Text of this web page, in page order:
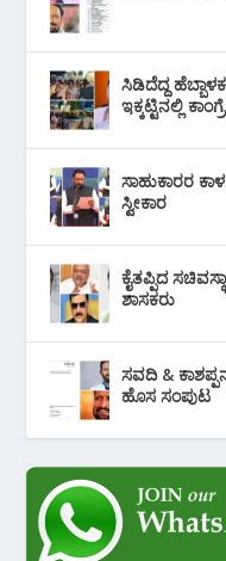
ಸಿಡಿದೆದ್ದ
ಇಕ್ಕಟ್ಟಿನಲ್ಲಿ
ಸಾಹುಕಾರರ
ಸ್ವೀಕಾರ
ಕೈತಪ್ಪಿದ
‌ಶಾಸಕರು
ಸವದಿ &
ಹೊಸ ಸಂಪುಟ